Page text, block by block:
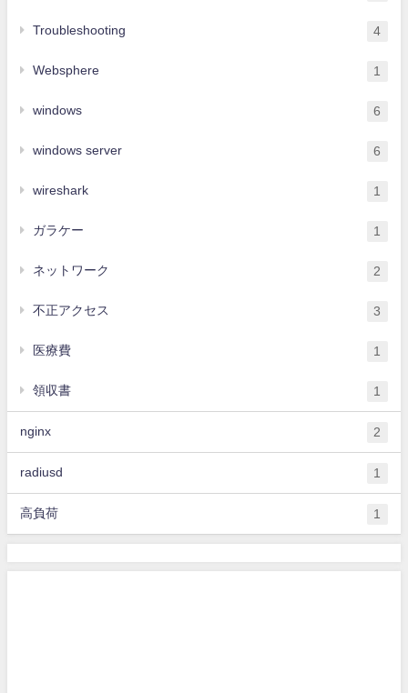
Troubleshooting 4
Websphere 1
windows 6
windows server 6
wireshark 1
ガラケー 1
ネットワーク 2
不正アクセス 3
医療費 1
領収書 1
nginx 2
radiusd 1
高負荷 1